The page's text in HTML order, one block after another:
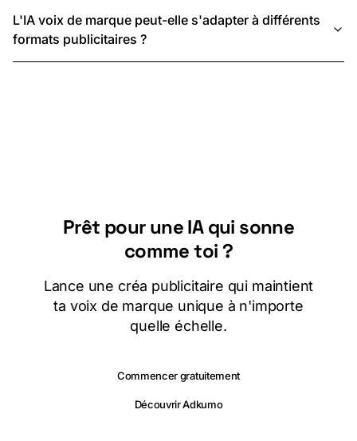
L'IA voix de marque peut-elle s'adapter à différents
formats publicitaires ?
Prêt pour une IA qui sonne
comme toi ?
Lance une créa publicitaire qui maintient
ta voix de marque unique à n'importe
quelle échelle.
Commencer gratuitement
Découvrir Adkumo